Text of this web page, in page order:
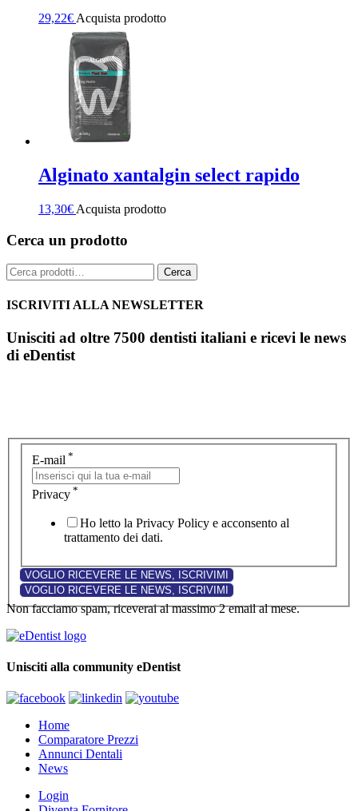
29,22€ Acquista prodotto
Alginato xantalgin select rapido
13,30€ Acquista prodotto
Cerca un prodotto
Cerca: Cerca
ISCRIVITI ALLA NEWSLETTER
Unisciti ad oltre 7500 dentisti italiani e ricevi le news
di eDentist
E-mail *
Privacy *
Ho letto la Privacy Policy e acconsento al
trattamento dei dati.
Non facciamo spam, riceverai al massimo 2 email al mese.
Unisciti alla community eDentist
Home
Comparatore Prezzi
Annunci Dentali
News
Login